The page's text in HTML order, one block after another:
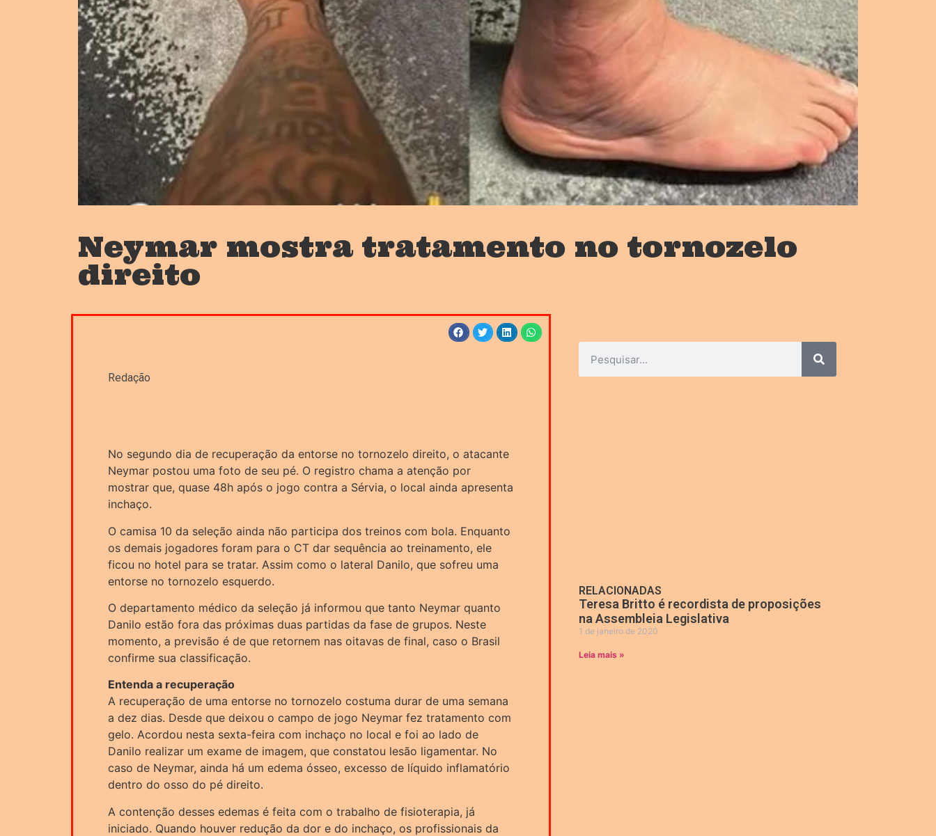
Neymar mostra tratamento no tornozelo
direito
Redação
No segundo dia de recuperação da entorse no tornozelo direito, o atacante
Neymar postou uma foto de seu pé. O registro chama a atenção por
mostrar que, quase 48h após o jogo contra a Sérvia, o local ainda apresenta
inchaço.
O camisa 10 da seleção ainda não participa dos treinos com bola. Enquanto
os demais jogadores foram para o CT dar sequência ao treinamento, ele
ficou no hotel para se tratar. Assim como o lateral Danilo, que sofreu uma
entorse no tornozelo esquerdo.
O departamento médico da seleção já informou que tanto Neymar quanto
Danilo estão fora das próximas duas partidas da fase de grupos. Neste
momento, a previsão é de que retornem nas oitavas de final, caso o Brasil
confirme sua classificação.
Entenda a recuperação
A recuperação de uma entorse no tornozelo costuma durar de uma semana
a dez dias. Desde que deixou o campo de jogo Neymar fez tratamento com
gelo. Acordou nesta sexta-feira com inchaço no local e foi ao lado de
Danilo realizar um exame de imagem, que constatou lesão ligamentar. No
caso de Neymar, ainda há um edema ósseo, excesso de líquido inflamatório
dentro do osso do pé direito.
A contenção desses edemas é feita com o trabalho de fisioterapia, já
iniciado. Quando houver redução da dor e do inchaço, os profissionais da
RELACIONADAS
Teresa Britto é recordista de proposições
na Assembleia Legislativa
1 de janeiro de 2020
Leia mais »